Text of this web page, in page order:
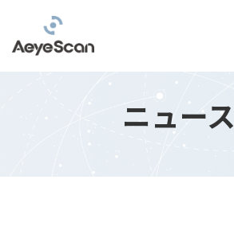
ニュース